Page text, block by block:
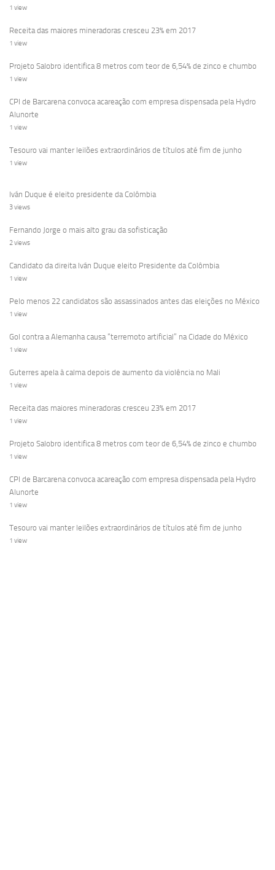
1 view
Receita das maiores mineradoras cresceu 23% em 2017
1 view
Projeto Salobro identifica 8 metros com teor de 6,54% de zinco e chumbo
1 view
CPI de Barcarena convoca acareação com empresa dispensada pela Hydro
Alunorte
1 view
Tesouro vai manter leilões extraordinários de títulos até fim de junho
1 view
Iván Duque é eleito presidente da Colômbia
3 views
Fernando Jorge o mais alto grau da sofisticação
2 views
Candidato da direita Iván Duque eleito Presidente da Colômbia
1 view
Pelo menos 22 candidatos são assassinados antes das eleições no México
1 view
Gol contra a Alemanha causa “terremoto artificial” na Cidade do México
1 view
Guterres apela à calma depois de aumento da violência no Mali
1 view
Receita das maiores mineradoras cresceu 23% em 2017
1 view
Projeto Salobro identifica 8 metros com teor de 6,54% de zinco e chumbo
1 view
CPI de Barcarena convoca acareação com empresa dispensada pela Hydro
Alunorte
1 view
Tesouro vai manter leilões extraordinários de títulos até fim de junho
1 view